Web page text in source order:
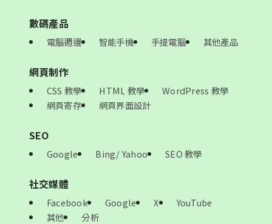
數碼產品
電腦週邊 智能手機 手提電腦 其他產品
網頁制作
CSS 教學 HTML 教學
WordPress 教學
網頁寄存
網頁界面設計
SEO
Google Bing/ Yahoo SEO 教學
社交媒體
Facebook Google X
YouTube
其他
分析